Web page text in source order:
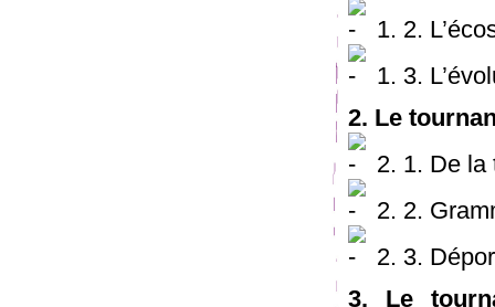
1. 2.
1. 3.
2. Le
2. 1. De la
2. 2.
2. 3.
3. Le